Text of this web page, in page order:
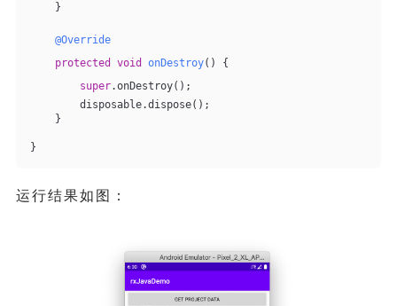
}
@Override
protected
void onDestroy()
{
super.onDestroy();
disposable.dispose();
}
}
运行结果如图：